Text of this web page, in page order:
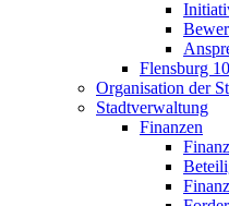
Flensburg
Organisation der
Stadtverwaltung
Finanzen